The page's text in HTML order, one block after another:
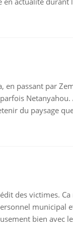
en passant par
du paysage
des victimes.
municipal
bien avec